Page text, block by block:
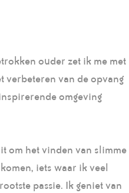
ouder zet ik me met
verbeteren van de opvang
omgeving
om het vinden van slimme
iets waar ik veel
passie. Ik geniet van